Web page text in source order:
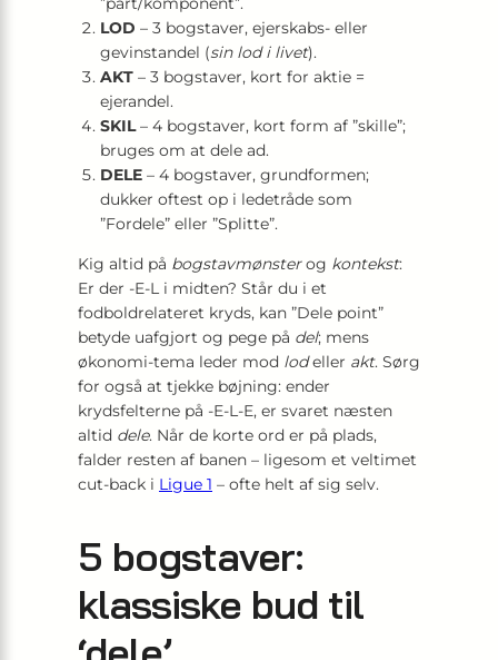
LOD – 3 bogstaver, ejerskabs- eller
gevinstandel (sin lod i livet).
AKT – 3 bogstaver, kort for aktie =
ejerandel.
SKIL– 4 bogstaver, kort form af ”skille”;
bruges om at dele ad.
DELE – 4 bogstaver, grundformen;
dukker oftest op i ledetråde som
”Fordele” eller ”Splitte”.
Kig altid på bogstavmønsterog kontekst:
Er der ‑E-L i midten? Står du i et
fodboldrelateret kryds, kan ”Dele point”
betyde uafgjort og pege på del; mens
økonomi-tema leder mod lodeller akt. Sørg
for også at tjekke bøjning: ender
krydsfelterne på ‑E-L-E, er svaret næsten
altid dele. Når de korte ord er på plads,
falder resten af banen – ligesom et veltimet
cut-back i Ligue 1 – ofte helt af sig selv.
5 bogstaver:
klassiske bud til